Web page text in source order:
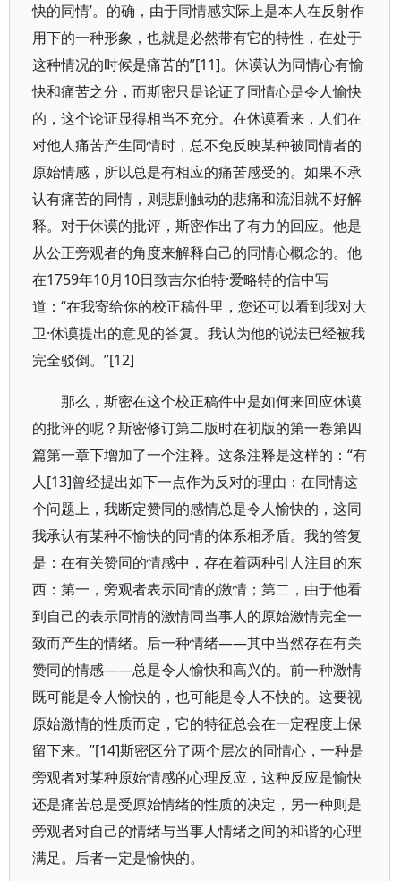
快的同情’。的确，由于同情感实际上是本人在反射作
用下的一种形象，也就是必然带有它的特性，在处于
这种情况的时候是痛苦的”[11]。休谟认为同情心有愉
快和痛苦之分，而斯密只是论证了同情心是令人愉快
的，这个论证显得相当不充分。在休谟看来，人们在
对他人痛苦产生同情时，总不免反映某种被同情者的
原始情感，所以总是有相应的痛苦感受的。如果不承
认有痛苦的同情，则悲剧触动的悲痛和流泪就不好解
释。对于休谟的批评，斯密作出了有力的回应。他是
从公正旁观者的角度来解释自己的同情心概念的。他
在1759年10月10日致吉尔伯特·爱略特的信中写
道：“在我寄给你的校正稿件里，您还可以看到我对大
卫·休谟提出的意见的答复。我认为他的说法已经被我
完全驳倒。”[12]
那么，斯密在这个校正稿件中是如何来回应休谟
的批评的呢？斯密修订第二版时在初版的第一卷第四
篇第一章下增加了一个注释。这条注释是这样的：“有
人[13]曾经提出如下一点作为反对的理由：在同情这
个问题上，我断定赞同的感情总是令人愉快的，这同
我承认有某种不愉快的同情的体系相矛盾。我的答复
是：在有关赞同的情感中，存在着两种引人注目的东
西：第一，旁观者表示同情的激情；第二，由于他看
到自己的表示同情的激情同当事人的原始激情完全一
致而产生的情绪。后一种情绪——其中当然存在有关
赞同的情感——总是令人愉快和高兴的。前一种激情
既可能是令人愉快的，也可能是令人不快的。这要视
原始激情的性质而定，它的特征总会在一定程度上保
留下来。”[14]斯密区分了两个层次的同情心，一种是
旁观者对某种原始情感的心理反应，这种反应是愉快
还是痛苦总是受原始情绪的性质的决定，另一种则是
旁观者对自己的情绪与当事人情绪之间的和谐的心理
满足。后者一定是愉快的。